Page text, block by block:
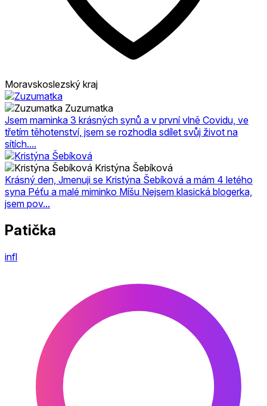
Moravskoslezský kraj
Zuzumatka
Jsem maminka 3 krásných synů a v první vlně Covidu, ve
třetím těhotenství, jsem se rozhodla sdílet svůj život na
sítích....
Kristýna Šebíková
Krásný den, Jmenuji se Kristýna Šebíková a mám 4 letého
syna Péťu a malé miminko Míšu Nejsem klasická blogerka,
jsem pov...
Patička
infl